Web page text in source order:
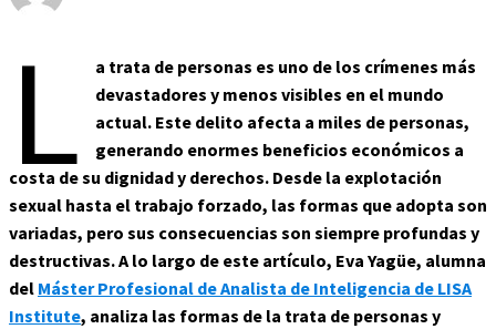
L
a trata de personas es uno de los crímenes más
devastadores y menos visibles en el mundo
actual. Este delito afecta a miles de personas,
generando enormes beneficios económicos a
costa de su dignidad y derechos. Desde la explotación
sexual hasta el trabajo forzado, las formas que adopta son
variadas, pero sus consecuencias son siempre profundas y
destructivas. A lo largo de este artículo, Eva Yagüe, alumna
del Máster Profesional de Analista de Inteligencia de LISA
Institute, analiza las formas de la trata de personas y